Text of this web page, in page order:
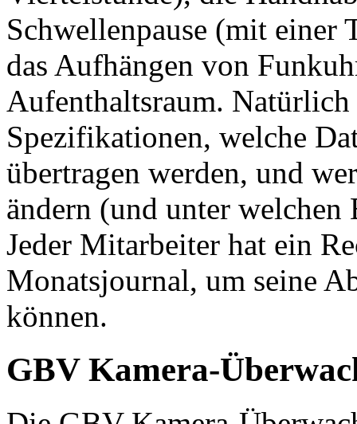
Schwellenpause (mit einer
das Aufhängen von
Aufenthaltsraum. Natürlich
Spezifikationen, welche
übertragen werden, und
ändern (und unter
Jeder Mitarbeiter hat ein
Monatsjournal, um seine
können.
GBV Kamera-